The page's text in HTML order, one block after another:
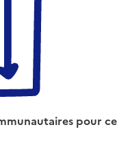
pour ce